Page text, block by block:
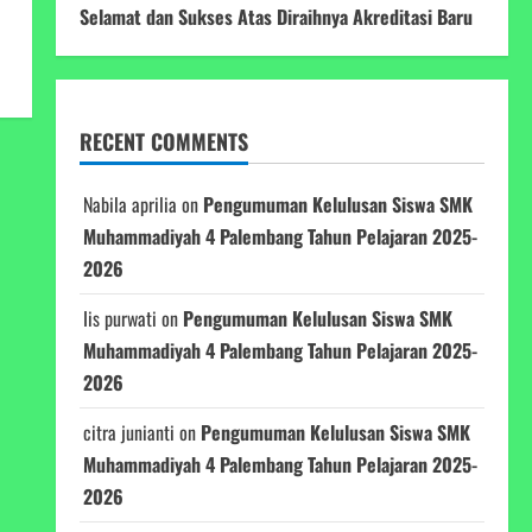
Selamat dan Sukses Atas Diraihnya Akreditasi Baru
RECENT COMMENTS
Nabila aprilia on Pengumuman Kelulusan Siswa SMK
Muhammadiyah 4 Palembang Tahun Pelajaran 2025-
2026
Iis purwati on Pengumuman Kelulusan Siswa SMK
Muhammadiyah 4 Palembang Tahun Pelajaran 2025-
2026
citra junianti on Pengumuman Kelulusan Siswa SMK
Muhammadiyah 4 Palembang Tahun Pelajaran 2025-
2026